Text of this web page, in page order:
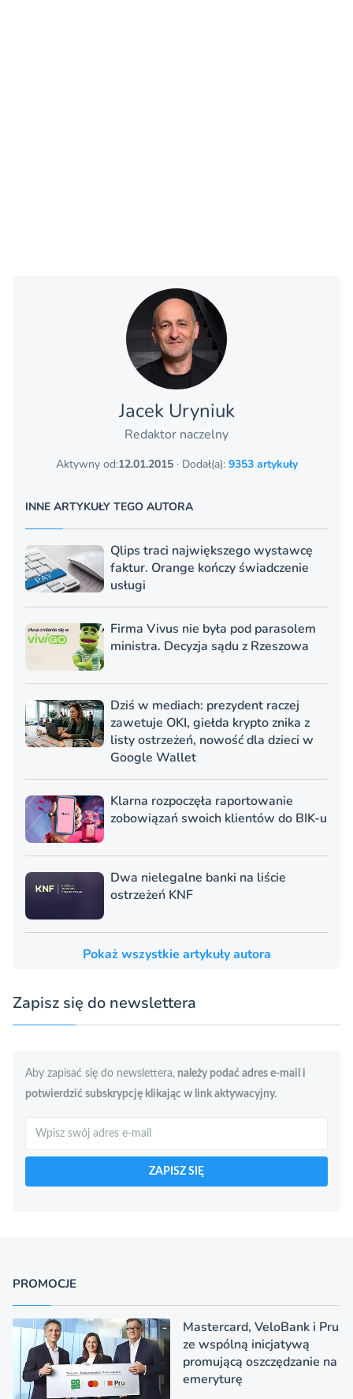
Jacek Uryniuk
Redaktor naczelny
Aktywny od:12.01.2015· Dodał(a): 9353 artykuły
INNE ARTYKUŁY TEGO AUTORA
Qlips traci największego wystawcę
faktur. Orange kończy świadczenie
usługi
Firma Vivus nie była pod parasolem
ministra. Decyzja sądu z Rzeszowa
Dziś w mediach: prezydent raczej
zawetuje OKI, giełda krypto znika z
listy ostrzeżeń, nowość dla dzieci w
Google Wallet
Klarna rozpoczęła raportowanie
zobowiązań swoich klientów do BIK-u
Dwa nielegalne banki na liście
ostrzeżeń KNF
Pokaż wszystkie artykuły autora
Zapisz się do newslettera
Aby zapisać się do newslettera, należy podać adres e-mail i
potwierdzić subskrypcję klikając w link aktywacyjny.
ZAPISZ SIĘ
PROMOCJE
Mastercard, VeloBank i Pru
ze wspólną inicjatywą
promującą oszczędzanie na
emeryturę